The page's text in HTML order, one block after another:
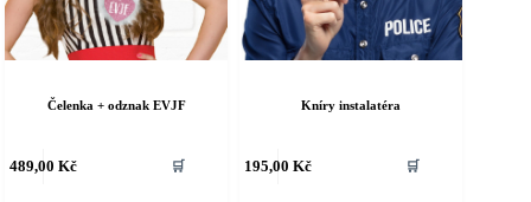
Čelenka + odznak EVJF
489,00 Kč 🛒
Kníry instalatéra
195,00 Kč 🛒
produkt